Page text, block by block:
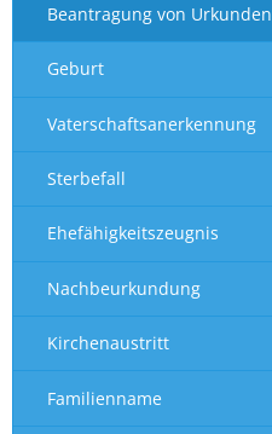
Beantragung von Urkunden
Geburt
Vaterschaftsanerkennung
Sterbefall
Ehefähigkeitszeugnis
Nachbeurkundung
Kirchenaustritt
Familienname